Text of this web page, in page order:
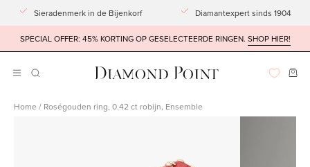
Doorgaan
naar
artikel
Sieradenmerk in de Bijenkorf Diamantexpert sinds 1904
SPECIAL OFFER: 45% KORTING OP GESELECTEERDE RINGEN. SHOP HIER!
Navigatiemenu
ZOEKBALK
Home / Roségouden ring, 0.42 ct robijn, Ensemble